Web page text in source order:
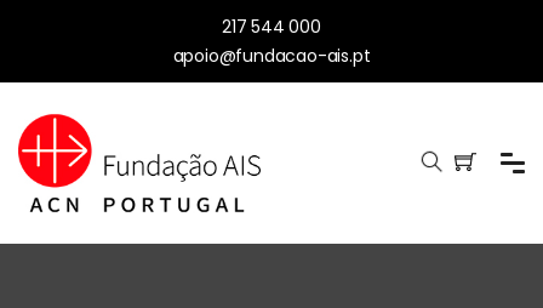
217 544 000
apoio@fundacao-ais.pt